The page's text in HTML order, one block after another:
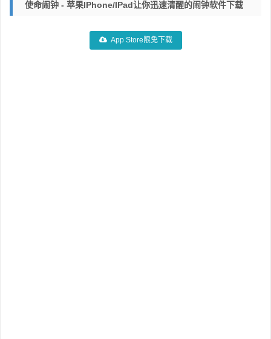
使命闹钟 - 苹果iPhone/iPad让你迅速清醒的闹钟软件下载
App Store限免下载